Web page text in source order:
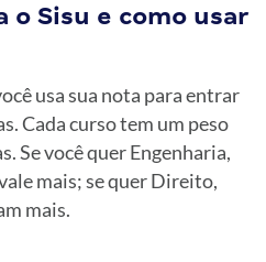
o Sisu e como usar
usa sua nota para entrar
Cada curso tem um peso
Se você quer Engenharia,
mais; se quer Direito,
mais.